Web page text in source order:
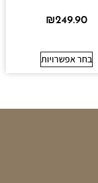
₪249.90
בחר אפשרויות